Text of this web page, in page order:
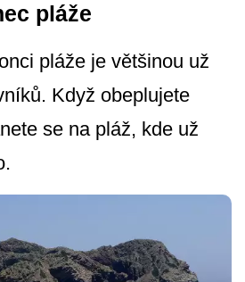
pláže
pláže je většinou už
Když obeplujete
se na pláž, kde už